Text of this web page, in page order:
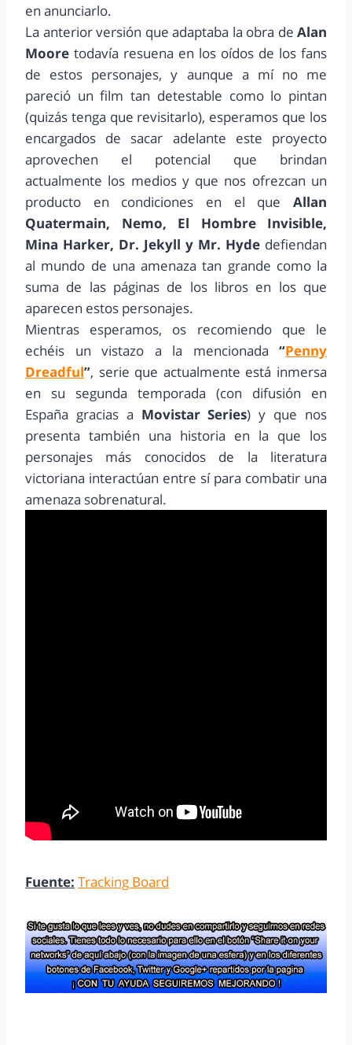
en anunciarlo.
La anterior versión que adaptaba la obra de Alan
Moore todavía resuena en los oídos de los fans
de estos personajes, y aunque a mí no me
pareció un film tan detestable como lo pintan
(quizás tenga que revisitarlo), esperamos que los
encargados de sacar adelante este proyecto
aprovechen el potencial que brindan
actualmente los medios y que nos ofrezcan un
producto en condiciones en el que Allan
Quatermain, Nemo, El Hombre Invisible,
Mina Harker, Dr. Jekyll y Mr. Hyde defiendan
al mundo de una amenaza tan grande como la
suma de las páginas de los libros en los que
aparecen estos personajes.
Mientras esperamos, os recomiendo que le
echéis un vistazo a la mencionada “Penny
Dreadful”, serie que actualmente está inmersa
en su segunda temporada (con difusión en
España gracias a Movistar Series) y que nos
presenta también una historia en la que los
personajes más conocidos de la literatura
victoriana interactúan entre sí para combatir una
amenaza sobrenatural.
Fuente: Tracking Board